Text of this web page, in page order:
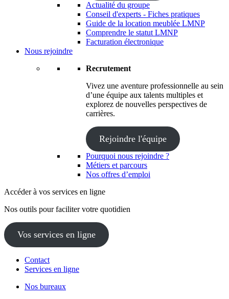
Actualité du groupe
Conseil d'experts - Fiches pratiques
Guide de la location meublée LMNP
Comprendre le statut LMNP
Facturation électronique
Nous rejoindre
Recrutement
Vivez une aventure professionnelle au sein
d’une équipe aux talents multiples et
explorez de nouvelles perspectives de
carrières.
Rejoindre l'équipe
Pourquoi nous rejoindre ?
Métiers et parcours
Nos offres d’emploi
Accéder à vos services en ligne
Nos outils pour faciliter votre quotidien
Vos services en ligne
Contact
Services en ligne
Nos bureaux